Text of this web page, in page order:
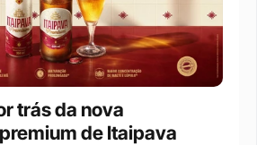
trás da nova
de Itaipava